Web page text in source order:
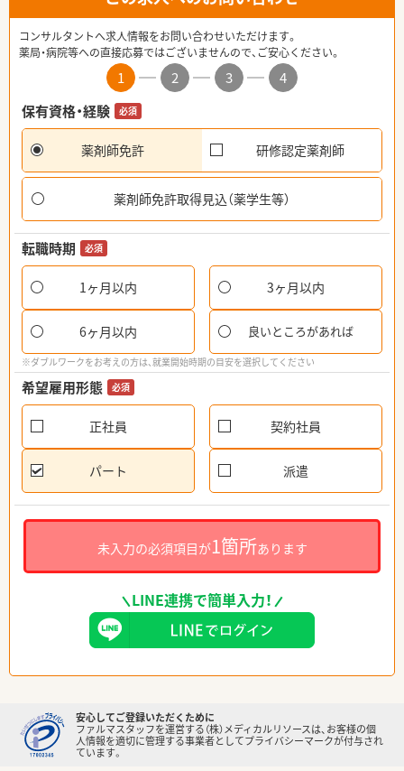
コンサルタントへ求人情報をお問い合わせいただけます。
薬局・病院等への直接応募ではございませんので、ご安心ください。
1 2 3
4
保有資格・経験
必須
薬剤師免許 研修認定薬剤師
薬剤師免許取得見込（薬学生等）
転職時期 必須
1ヶ月以内 3ヶ月以内
6ヶ月以内 良いところがあれば
※ダブルワークをお考えの方は、就業開始時期の目安を選択してください
希望雇用形態 必須
正社員 契約社員
パート 派遣
未入力の必須項目が1箇所あります
LINE連携で簡単入力！
安心してご登録いただくために
ファルマスタッフを運営する（株）メディカルリソースは、お客様の個
人情報を適切に管理する事業者としてプライバシーマークが付与され
ています。